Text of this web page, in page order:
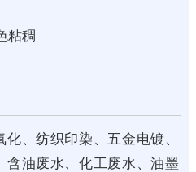
粘稠
化、纺织印染、五金电镀、
含油废水、化工废水、油墨